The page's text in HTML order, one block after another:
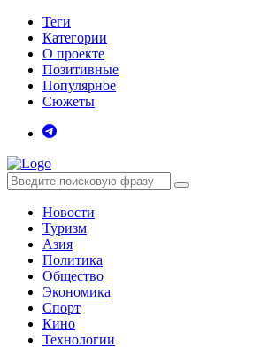
Теги
Категории
О проекте
Позитивные
Популярное
Сюжеты
Новости
Туризм
Азия
Политика
Общество
Экономика
Спорт
Кино
Технологии